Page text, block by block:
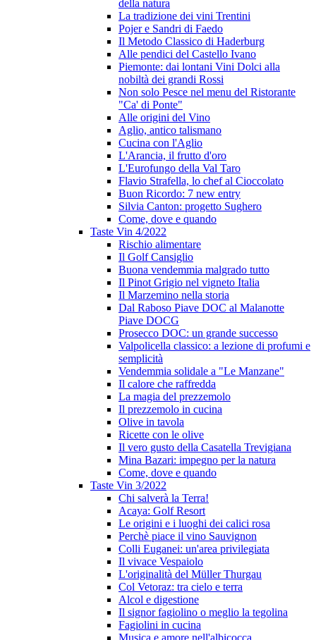
della natura
La tradizione dei vini Trentini
Pojer e Sandri di Faedo
Il Metodo Classico di Haderburg
Alle pendici del Castello Ivano
Piemonte: dai lontani Vini Dolci alla
nobiltà dei grandi Rossi
Non solo Pesce nel menu del Ristorante
"Ca' di Ponte"
Alle origini del Vino
Aglio, antico talismano
Cucina con l'Aglio
L'Arancia, il frutto d'oro
L'Eurofungo della Val Taro
Flavio Strafella, lo chef al Cioccolato
Buon Ricordo: 7 new entry
Silvia Canton: progetto Sughero
Come, dove e quando
Taste Vin 4/2022
Rischio alimentare
Il Golf Cansiglio
Buona vendemmia malgrado tutto
Il Pinot Grigio nel vigneto Italia
Il Marzemino nella storia
Dal Raboso Piave DOC al Malanotte
Piave DOCG
Prosecco DOC: un grande successo
Valpolicella classico: a lezione di profumi e
semplicità
Vendemmia solidale a "Le Manzane"
Il calore che raffredda
La magia del prezzemolo
Il prezzemolo in cucina
Olive in tavola
Ricette con le olive
Il vero gusto della Casatella Trevigiana
Mina Bazari: impegno per la natura
Come, dove e quando
Taste Vin 3/2022
Chi salverà la Terra!
Acaya: Golf Resort
Le origini e i luoghi dei calici rosa
Perchè piace il vino Sauvignon
Colli Euganei: un'area privilegiata
Il vivace Vespaiolo
L'originalità del Müller Thurgau
Col Vetoraz: tra cielo e terra
Alcol e digestione
Il signor fagiolino o meglio la tegolina
Fagiolini in cucina
Musica e amore nell'albicocca